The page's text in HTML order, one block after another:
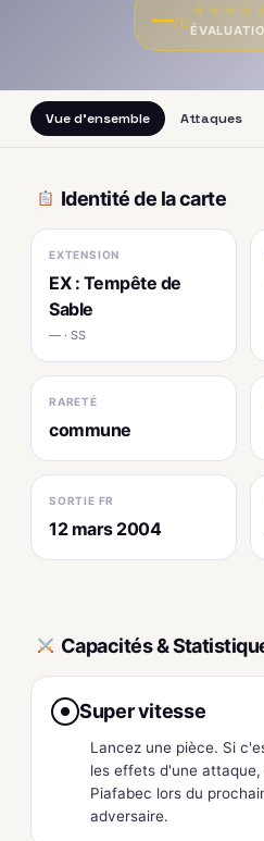
—/10
★ ★ ★ ★
Vue d'ensemble Attaques
Identité de la carte
EXTENSION
EX : Tempête de
Sable
— · SS
RARETÉ
commune
SORTIE FR
12 mars 2004
Capacités &
● Super vitesse
Lancez une pièce. Si
les effets d'une
Piafabec lors du
adversaire.